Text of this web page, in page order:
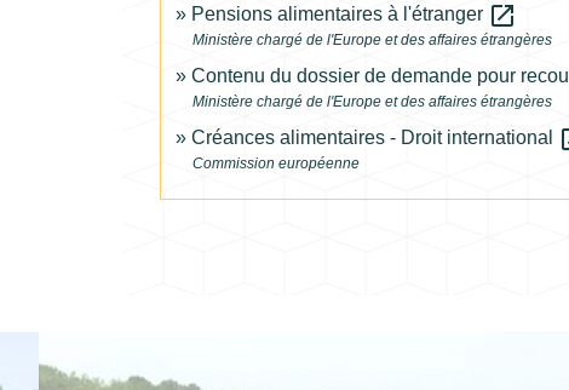
Pensions alimentaires à l'étranger open_in_new
Ministère chargé de l'Europe et des affaires étrangères
Contenu du dossier de demande pour
Ministère chargé de l'Europe et des affaires étrangères
Créances alimentaires - Droit international
Commission européenne